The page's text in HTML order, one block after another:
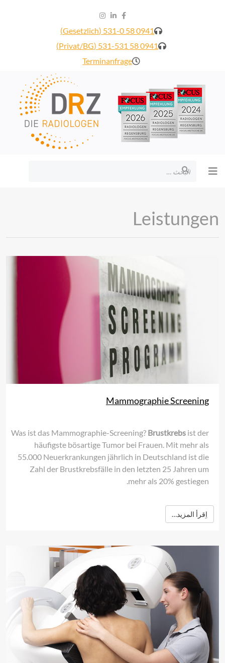
0941 58 531-0 (Gesetzlich)
0941 58 531-531 (Privat/BG)
Terminanfrage
البحث
Leistungen
Mammographie Screening
Was ist das Mammographie-Screening? Brustkrebs ist der
häufigste bösartige Tumor bei Frauen. Mit mehr als
55.000 Neuerkrankungen jährlich in Deutschland ist die
Zahl der Brustkrebsfälle in den letzten 25 Jahren um
mehr als 20% gestiegen.
اِقرأ المزيد…